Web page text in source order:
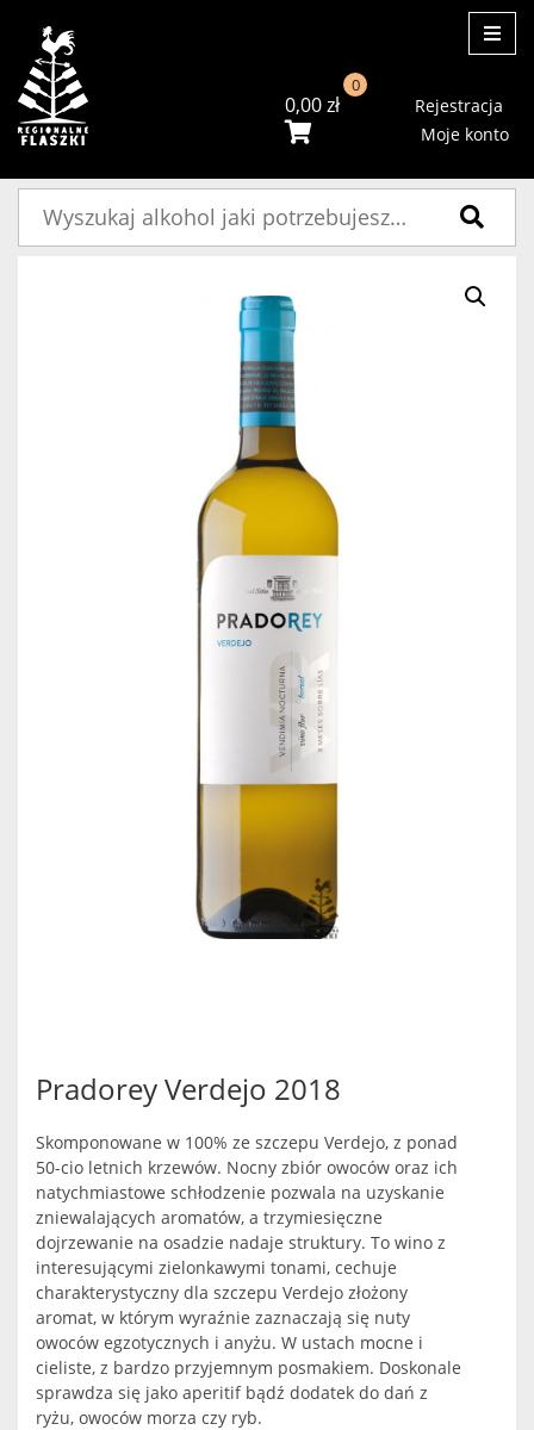
0,00zł
0
Rejestracja
Moje konto
Pradorey Verdejo 2018
Skomponowane w 100% ze szczepu Verdejo, z ponad
50-cio letnich krzewów. Nocny zbiór owoców oraz ich
natychmiastowe schłodzenie pozwala na uzyskanie
zniewalających aromatów, a trzymiesięczne
dojrzewanie na osadzie nadaje struktury. To wino z
interesującymi zielonkawymi tonami, cechuje
charakterystyczny dla szczepu Verdejo złożony
aromat, w którym wyraźnie zaznaczają się nuty
owoców egzotycznych i anyżu. W ustach mocne i
cieliste, z bardzo przyjemnym posmakiem. Doskonale
sprawdza się jako aperitif bądź dodatek do dań z
ryżu, owoców morza czy ryb.